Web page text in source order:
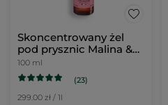
Skoncentrowany żel
pod prysznic Malina &
Mięta 100 ml
100 ml
(23)
299.00 zł / 1l